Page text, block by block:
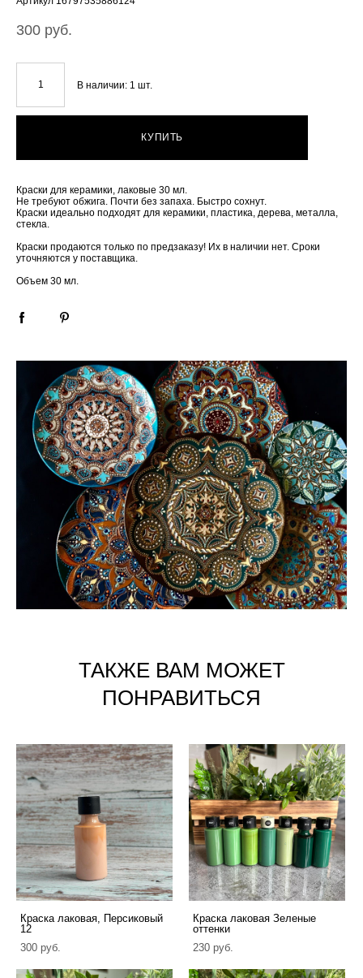
300 pуб.
В наличии: 1 шт.
КУПИТЬ
Краски для керамики, лаковые 30 мл.
Не требуют обжига. Почти без запаха. Быстро сохнут.
Краски идеально подходят для керамики, пластика, дерева, металла,
стекла.
Краски продаются только по предзаказу! Их в наличии нет. Сроки
уточняются у поставщика.
Объем 30 мл.
ТАКЖЕ ВАМ МОЖЕТ
ПОНРАВИТЬСЯ
Краска лаковая, Персиковый
12
300 pуб.
Краска лаковая Зеленые
оттенки
230 pуб.